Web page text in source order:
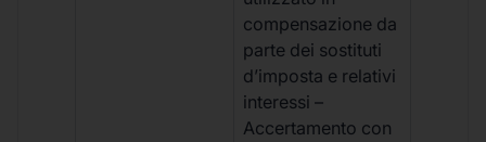
compensazione da
parte dei sostituti
d’imposta e relativi
interessi –
Accertamento con